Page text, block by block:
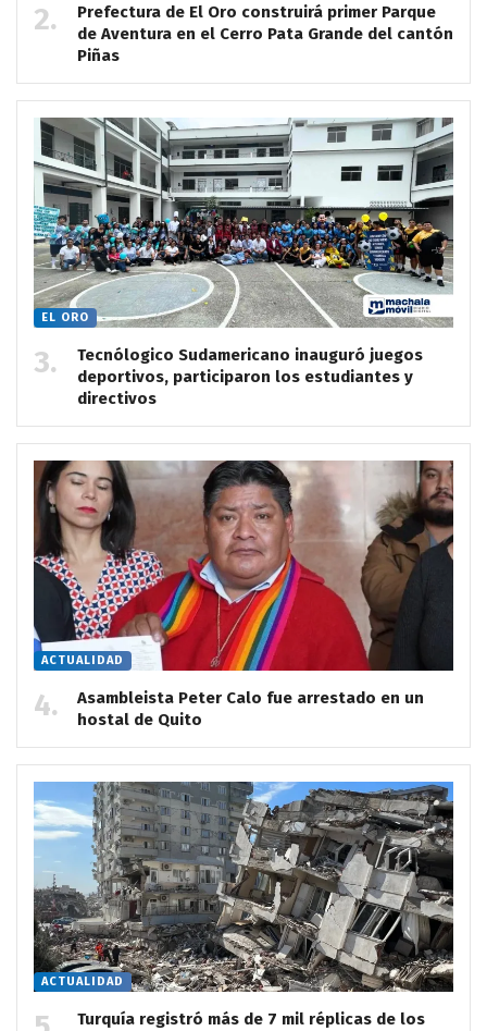
Prefectura de El Oro construirá primer Parque
de Aventura en el Cerro Pata Grande del cantón
Piñas
EL ORO
Tecnólogico Sudamericano inauguró juegos
deportivos, participaron los estudiantes y
directivos
ACTUALIDAD
Asambleista Peter Calo fue arrestado en un
hostal de Quito
ACTUALIDAD
Turquía registró más de 7 mil réplicas de los